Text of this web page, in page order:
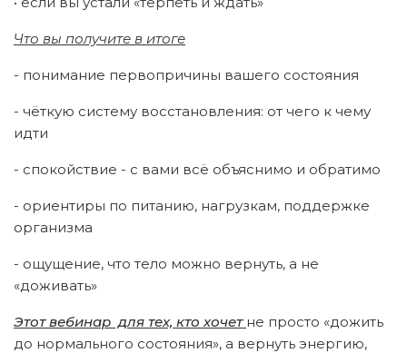
Что вы получите в итоге
- понимание первопричины вашего состояния
- чёткую систему восстановления: от чего к чему
идти
- спокойствие - с вами всё объяснимо и обратимо
- ориентиры по питанию, нагрузкам, поддержке
организма
- ощущение, что тело можно вернуть, а не
«доживать»
Этот вебинар для тех, кто хочет не просто «дожить
до нормального состояния», а вернуть энергию,